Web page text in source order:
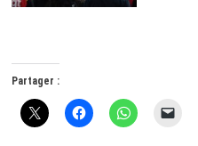
Partager :